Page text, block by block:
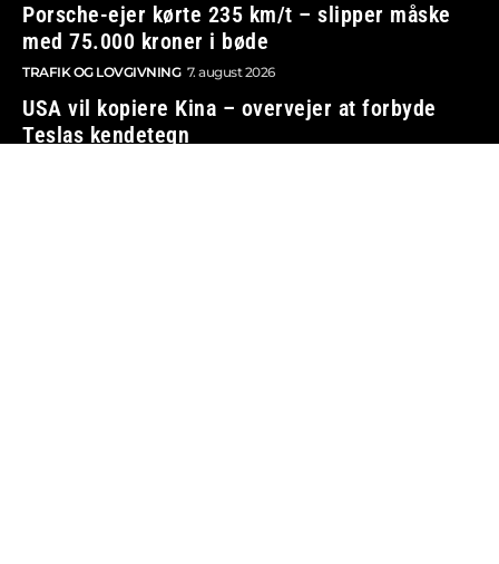
Porsche-ejer kørte 235 km/t – slipper måske
med 75.000 kroner i bøde
TRAFIK OG LOVGIVNING 7. august 2026
USA vil kopiere Kina – overvejer at forbyde
Teslas kendetegn